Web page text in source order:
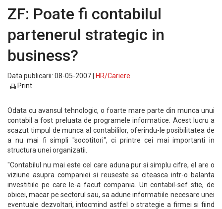
ZF: Poate fi contabilul
partenerul strategic in
business?
Data publicarii: 08-05-2007 |
HR/Cariere
Print
Odata cu avansul tehnologic, o foarte mare parte din munca unui
contabil a fost preluata de programele informatice. Acest lucru a
scazut timpul de munca al contabililor, oferindu-le posibilitatea de
a nu mai fi simpli "socotitori", ci printre cei mai importanti in
structura unei organizatii.
"Contabilul nu mai este cel care aduna pur si simplu cifre, el are o
viziune asupra companiei si reuseste sa citeasca intr-o balanta
investitiile pe care le-a facut compania. Un contabil-sef stie, de
obicei, macar pe sectorul sau, sa adune informatiile necesare unei
eventuale dezvoltari, intocmind astfel o strategie a firmei si fiind